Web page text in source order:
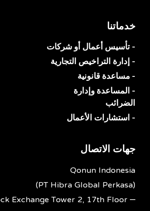
خدماتنا
- تأسيس أعمال أو شركات
- إدارة التراخيص التجارية
- مساعدة قانونية
- المساعدة وإدارة
الضرائب
- استشارات الأعمال
جهات الاتصال
Qonun Indonesia
(PT Hibra Global Perkasa)
Exchange Tower 2, 17th Floor –